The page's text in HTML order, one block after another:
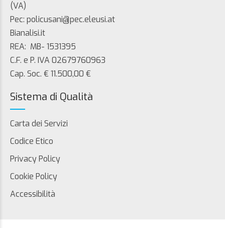
(VA)
Pec: policusani@pec.eleusi.at
Bianalisi.it
REA: MB- 1531395
C.F. e P. IVA 02679760963
Cap. Soc. € 11.500,00 €
Sistema di Qualità
Carta dei Servizi
Codice Etico
Privacy Policy
Cookie Policy
Accessibilità